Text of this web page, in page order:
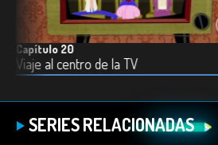
Capítulo 20
Viaje al centro de la TV
SERIES RELACIONADAS